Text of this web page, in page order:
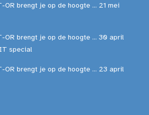
OR brengt je op de hoogte ... 21 mei
OR brengt je op de hoogte ... 30 april
special
OR brengt je op de hoogte ... 23 april